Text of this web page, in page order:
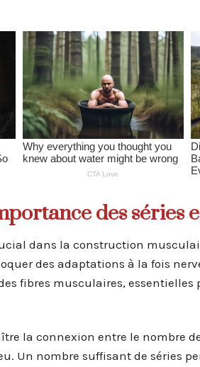
des séries
dans la construction
des adaptations à la fois
fibres musculaires,
la connexion entre le nombre
Un nombre suffisant de séries